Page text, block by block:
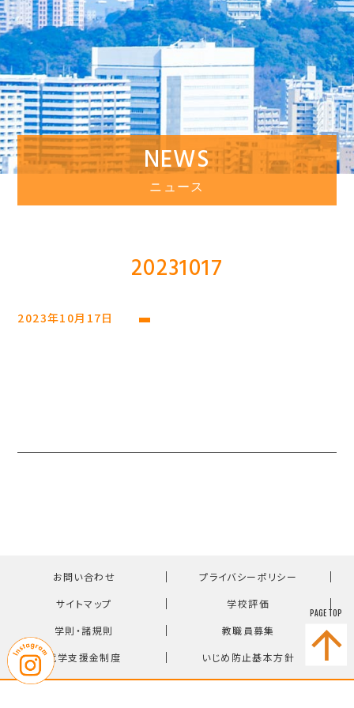
NEWS
ニュース
20231017
2023年10月17日
お問い合わせ ｜ プライバシーポリシー ｜
サイトマップ ｜ 学校評価 ｜
学則・諸規則 ｜ 教職員募集 ｜
就学支援金制度 ｜ いじめ防止基本方針
PAGE TOP